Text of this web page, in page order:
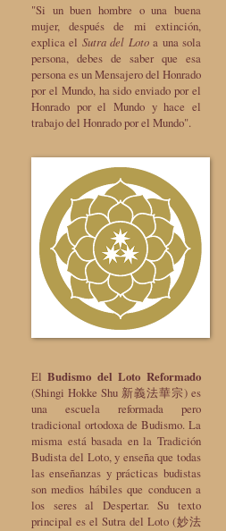
"Si un buen hombre o una buena
mujer, después de mi extinción,
explica el Sutra del Lotoa una sola
persona, debes de saber que esa
persona es un Mensajero del Honrado
por el Mundo, ha sido enviado por el
Honrado por el Mundo y hace el
trabajo del Honrado por el Mundo".
ElBudismo del Loto Reformado
(Shingi Hokke Shu 新義法華宗) es
una escuela reformada pero
tradicional ortodoxa de Budismo. La
misma está basada en la Tradición
Budista del Loto, y enseña que todas
las enseñanzas y prácticas budistas
son medios hábiles que conducen a
los seres al Despertar. Su texto
principal es el Sutra del Loto (妙法